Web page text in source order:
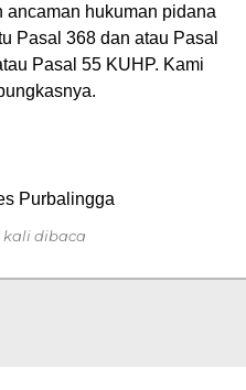
ancaman hukuman pidana
Pasal 368 dan atau Pasal
Pasal 55 KUHP. Kami
Purbalingga
kali dibaca